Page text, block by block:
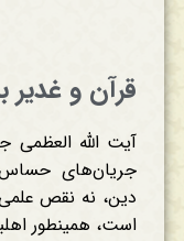
قرآن و
آیت الله العظمی
جریان‌های
دین، نه نقص
است، همینطور